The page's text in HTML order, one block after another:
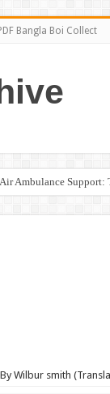
Bangla Boi Collect
Ambulance Support:
By Wilbur smith